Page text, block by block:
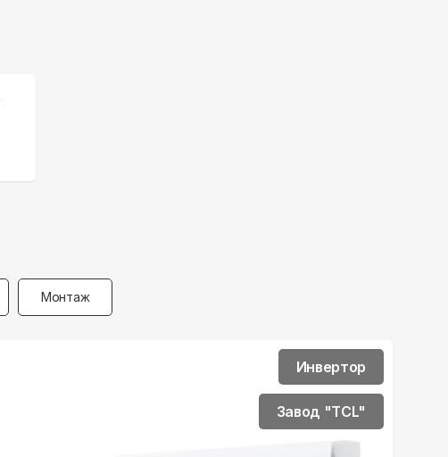
Монтаж
Инвертор
Завод "TCL"